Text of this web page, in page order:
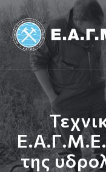
Ε.Α.Γ.Μ.Ε.
της